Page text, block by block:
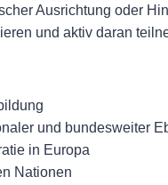
Ausrichtung oder
und aktiv daran
und bundesweiter
in Europa
Nationen